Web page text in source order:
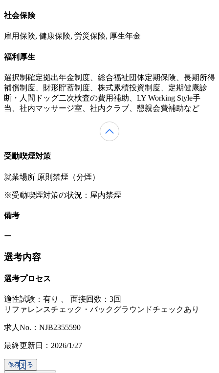
社会保険
雇用保険, 健康保険, 労災保険, 厚生年金
福利厚生
選択制確定拠出年金制度、総合福祉団体定期保険、長期所得
補償制度、財形貯蓄制度、株式累積投資制度、定期健康診
断・人間ドッグ二次検査の費用補助、LY Working Style手
当、社内マッサージ室、社内クラブ、懇親会費補助など
受動喫煙対策
就業場所 原則禁煙（分煙）
※受動喫煙対策の状況：屋内禁煙
備考
ー
選考内容
選考プロセス
適性試験： 有り
面接回数：3回
リファレンスチェック・バックグラウンドチェックあり
求人No.：NJB2355590
最終更新日：2026/1/27
保存する